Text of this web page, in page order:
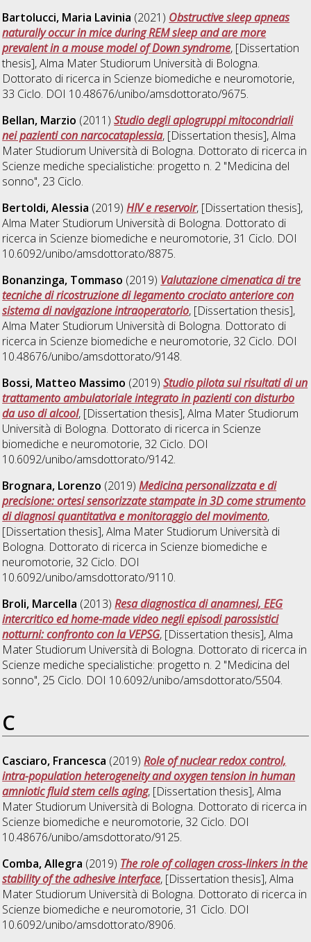
Bartolucci, Maria Lavinia (2021) Obstructive sleep apneas
naturally occur in mice during REM sleep and are more
prevalent in a mouse model of Down syndrome, [Dissertation
thesis], Alma Mater Studiorum Università di Bologna.
Dottorato di ricerca in Scienze biomediche e neuromotorie,
33 Ciclo. DOI 10.48676/unibo/amsdottorato/9675.
Bellan, Marzio (2011)Studio degli aplogruppi mitocondriali
nei pazienti con narcocataplessia, [Dissertation thesis], Alma
Mater Studiorum Università di Bologna. Dottorato di ricerca in
Scienze mediche specialistiche: progetto n. 2 "Medicina del
sonno", 23 Ciclo.
Bertoldi, Alessia (2019)HIV e reservoir, [Dissertation thesis],
Alma Mater Studiorum Università di Bologna. Dottorato di
ricerca in Scienze biomediche e neuromotorie, 31 Ciclo. DOI
10.6092/unibo/amsdottorato/8875.
Bonanzinga, Tommaso (2019) Valutazione cimenatica di tre
tecniche di ricostruzione di legamento crociato anteriore con
sistema di navigazione intraoperatorio, [Dissertation thesis],
Alma Mater Studiorum Università di Bologna. Dottorato di
ricerca in Scienze biomediche e neuromotorie, 32 Ciclo. DOI
10.48676/unibo/amsdottorato/9148.
Bossi, Matteo Massimo (2019)Studio pilota sui risultati di un
trattamento ambulatoriale integrato in pazienti con disturbo
da uso di alcool, [Dissertation thesis], Alma Mater Studiorum
Università di Bologna. Dottorato di ricerca in Scienze
biomediche e neuromotorie, 32 Ciclo. DOI
10.6092/unibo/amsdottorato/9142.
Brognara, Lorenzo (2019)Medicina personalizzata e di
precisione: ortesi sensorizzate stampate in 3D come strumento
di diagnosi quantitativa e monitoraggio del movimento,
[Dissertation thesis], Alma Mater Studiorum Università di
Bologna. Dottorato di ricerca in Scienze biomediche e
neuromotorie, 32 Ciclo. DOI
10.6092/unibo/amsdottorato/9110.
Broli, Marcella (2013)Resa diagnostica di anamnesi, EEG
intercritico ed home-made video negli episodi parossistici
notturni: confronto con la VEPSG, [Dissertation thesis], Alma
Mater Studiorum Università di Bologna. Dottorato di ricerca in
Scienze mediche specialistiche: progetto n. 2 "Medicina del
sonno", 25 Ciclo. DOI 10.6092/unibo/amsdottorato/5504.
C
Casciaro, Francesca (2019)Role of nuclear redox control,
intra-population heterogeneity and oxygen tension in human
amniotic fluid stem cells aging, [Dissertation thesis], Alma
Mater Studiorum Università di Bologna. Dottorato di ricerca in
Scienze biomediche e neuromotorie, 32 Ciclo. DOI
10.48676/unibo/amsdottorato/9125.
Comba, Allegra (2019) The role of collagen cross-linkers in the
stability of the adhesive interface, [Dissertation thesis], Alma
Mater Studiorum Università di Bologna. Dottorato di ricerca in
Scienze biomediche e neuromotorie, 31 Ciclo. DOI
10.6092/unibo/amsdottorato/8906.